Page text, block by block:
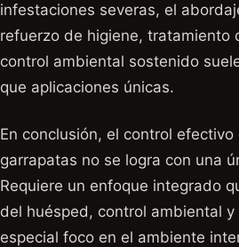
infestaciones severas, el
refuerzo de higiene, tratamiento
control ambiental sostenido
que aplicaciones únicas.
En conclusión, el control
garrapatas no se logra con una
Requiere un enfoque integrado
del huésped, control ambiental
especial foco en el ambiente